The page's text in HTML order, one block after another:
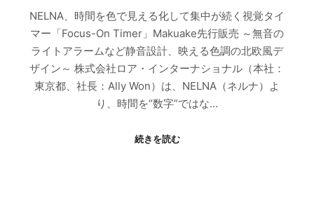
NELNA、時間を色で見える化して集中が続く視覚タイ
マー「Focus-On Timer」Makuake先行販売 ～無音の
ライトアラームなど静音設計、映える色調の北欧風デ
ザイン～ 株式会社ロア・インターナショナル（本社：
東京都、社長：Ally Won）は、NELNA（ネルナ）よ
り、時間を“数字”ではな…
続きを読む